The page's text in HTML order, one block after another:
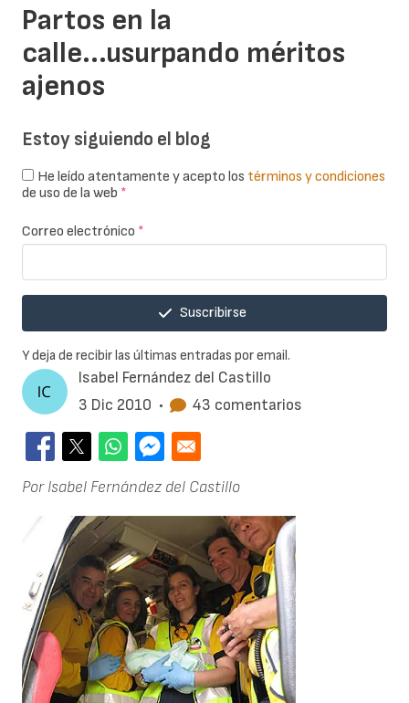
Isabel Fernández del Castillo
3 Dic 2010 • 43 comentarios
Partos en la
calle...usurpando méritos
ajenos
Por Isabel Fernández del Castillo
Estoy siguiendo el blog
He leído atentamente y acepto los términos y condiciones
de uso de la web *
Correo electrónico *
Suscribirse
Y deja de recibir las últimas entradas por email.